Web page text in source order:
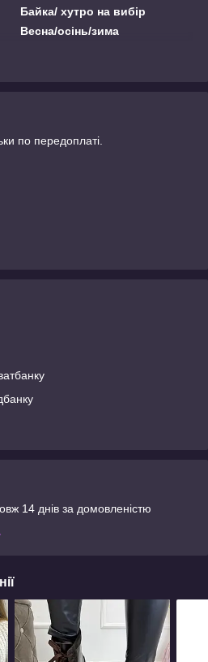
Байка/ хутро на вибір
Весна/осінь/зима
по передоплаті.
14 днів за домовленістю